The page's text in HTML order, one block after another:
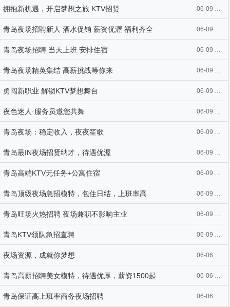
拥抱新机遇，开启梦想之旅 KTV招贤 06-09 21:09
青岛夜场招聘新人 酒水促销 薪资优渥 福利齐全 06-09 21:09
青岛夜场招聘 当天上班 安排住宿 06-09 21:09
青岛夜场精英集结 高薪挑战等你来 06-09 21:09
勇闯新职业 解锁KTV梦想舞台 06-09 21:09
夜色迷人·服务员邀您共舞 06-09 21:08
青岛夜场：稳定收入，夜夜笙歌 06-09 21:08
青岛最IN夜场招贤纳才，待遇优渥 06-09 21:08
青岛高端KTV无任务+公寓住宿 06-09 21:08
青岛顶级夜场急招模特，包住日结，上班率高 06-09 21:08
青岛旺场火热招聘 夜场兼职不影响主业 06-09 21:07
青岛KTV领队急招直聘 06-09 21:07
夜场资源，成就你梦想 06-06 13:01
青岛高薪招聘美女模特，待遇优厚，薪资1500起 06-06 12:50
青岛保证高上班率商务夜场招聘 06-06 12:44